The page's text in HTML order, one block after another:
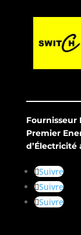
Fournisseur
Premier
d’Électricité
Suivre
Suivre
Suivre